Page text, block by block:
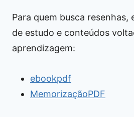
Para quem busca resenhas,
de estudo e conteúdos
aprendizagem:
ebookpdf
MemorizaçãoPDF